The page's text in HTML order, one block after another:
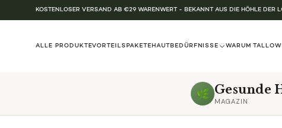
KOSTENLOSER VERSAND AB €29 WARENWERT - BEKANNT AUS DIE HÖHLE DER
ALLE PRODUKTEVORTEILSPAKETEHAUTBEDÜRFNISSE WARUM TALLOW
🌿 Gesunde
MAGAZIN